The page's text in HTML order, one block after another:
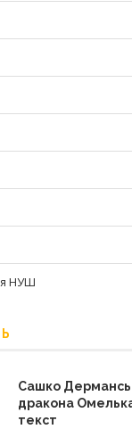
НУШ
Сашко
дракона
текст